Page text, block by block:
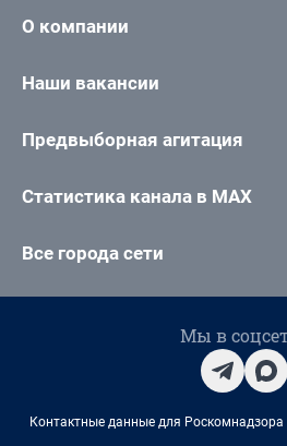
О компании
Наши вакансии
Предвыборная агитация
Статистика канала в MAX
Все города сети
Мы в
Контактные данные для Роскомнадзора